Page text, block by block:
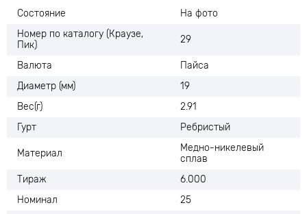
Состояние
На фото
Номер по каталогу (Краузе,
Пик)
29
Валюта
Пайса
Диаметр (мм)
19
Вес(г)
2.91
Гурт
Ребристый
Материал
Медно-никелевый
сплав
Тираж
6.000
Номинал
25